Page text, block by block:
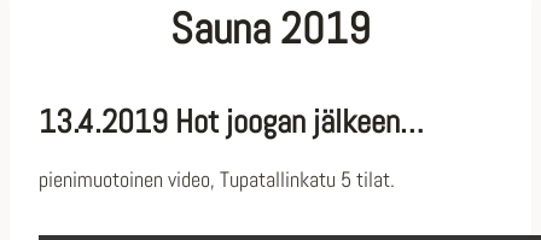
Sauna 2019
13.4.2019 Hot joogan jälkeen…
pienimuotoinen video, Tupatallinkatu 5 tilat.